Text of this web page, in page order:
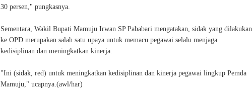
30 persen," pungkasnya.
Sementara, Wakil Bupati Mamuju Irwan SP Pababari mengatakan, sidak yang dilakukan
ke OPD merupakan salah satu upaya untuk memacu pegawai selalu menjaga
kedisiplinan dan meningkatkan kinerja.
"Ini (sidak, red) untuk meningkatkan kedisiplinan dan kinerja pegawai lingkup Pemda
Mamuju," ucapnya.(awl/har)